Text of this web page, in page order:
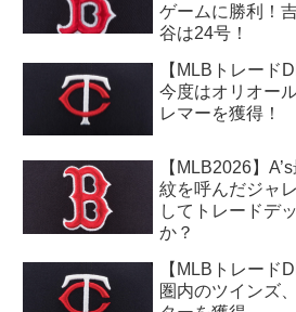
ゲームに勝利！
谷は24号！
【MLBトレード
今度はオリオー
レマーを獲得！
【MLB2026】
紋を呼んだジャ
してトレードデ
か？
【MLBトレード
圏内のツインズ